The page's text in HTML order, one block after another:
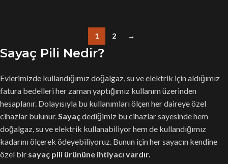
1 2 →
Sayaç Pili Nedir?
Evlerimizde kullandığımız doğalgaz, su ve elektrik için aldığımız
fatura bedelleri her zaman yaptığımız kullanım üzerinden
hesaplanır. Dolayısıyla bu kullanımları ölçen her daireye özel
cihazlar bulunur.Sayaçdediğimiz bu cihazlar sayesinde hem
doğalgaz, su ve elektrik kullanabiliyor hem de kullandığımız
kadarını ölçerek ödeyebiliyoruz. Bunun için her sayacın kendine
özel bir sayaç pili ürününe ihtiyacı vardır.